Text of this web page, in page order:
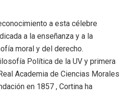
a esta célebre
a la enseñanza y a la
moral y del derecho.
Política de la UV y primera
Academia de Ciencias Morales
en 1857 , Cortina ha